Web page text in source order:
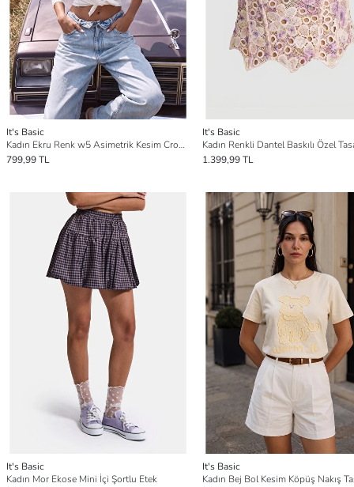
It's Basic
Kadın Ekru Renk w5 Asimetrik Kesim Crop Fit Tasarım Body
799,99 TL
It's Basic
1.399,99 TL
It's Basic
Kadın Mor Ekose Mini İçi Şortlu Etek
It's Basic